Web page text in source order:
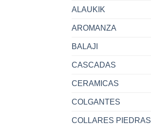
ALAUKIK
AROMANZA
BALAJI
CASCADAS
CERAMICAS
COLGANTES
COLLARES PIEDRAS